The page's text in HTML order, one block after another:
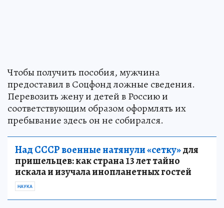
Чтобы получить пособия, мужчина
предоставил в Соцфонд ложные сведения.
Перевозить жену и детей в Россию и
соответствующим образом оформлять их
пребывание здесь он не собирался.
Над СССР военные натянули «сетку»для
пришельцев: как страна 13 лет тайно
искала и изучала инопланетных гостей
НАУКА